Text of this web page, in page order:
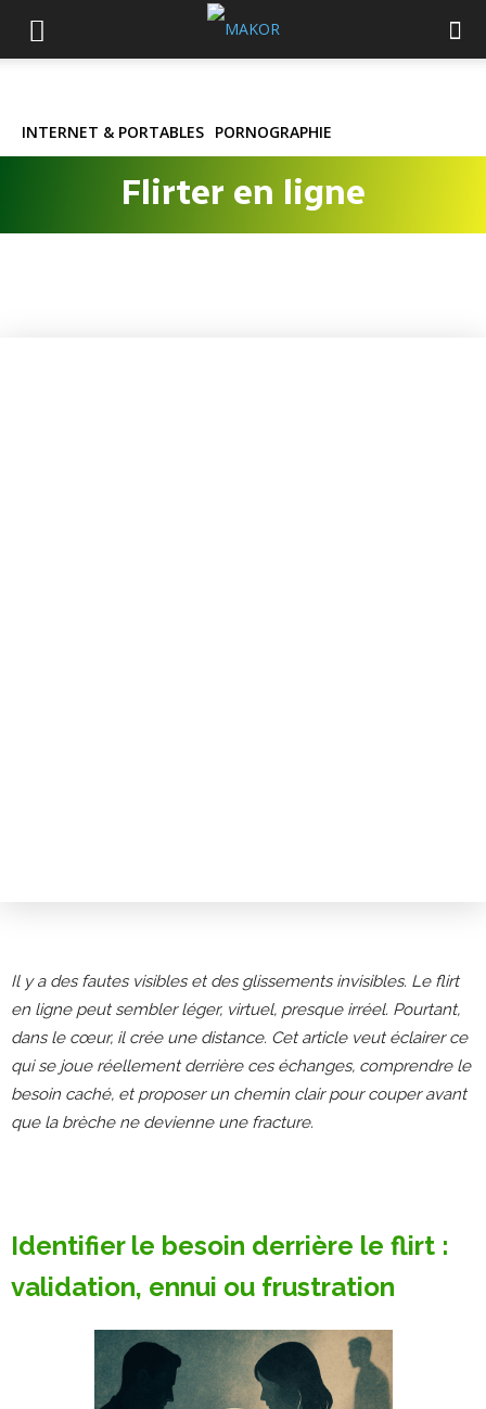
INTERNET & PORTABLES PORNOGRAPHIE
Flirter en ligne
Il y a des fautes visibles et des glissements invisibles. Le flirt
en ligne peut sembler léger, virtuel, presque irréel. Pourtant,
dans le cœur, il crée une distance. Cet article veut éclairer ce
qui se joue réellement derrière ces échanges, comprendre le
besoin caché, et proposer un chemin clair pour couper avant
que la brèche ne devienne une fracture.
Identifier le besoin derrière le flirt :
validation, ennui ou frustration